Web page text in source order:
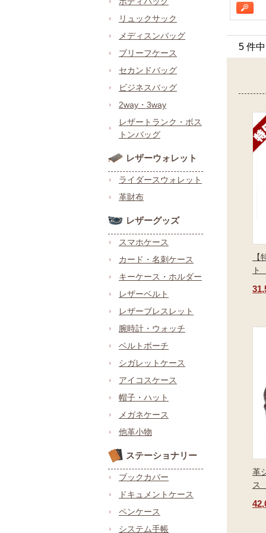
リュックサック
メディスンバッグ
ブリーフケース
セカンドバッグ
ビジネスバッグ
2way・3way
レザートランク・ボス
トンバッグ
レザーウォレット
ライダースウォレット
革財布
レザーグッズ
スマホケース
カード・名刺ケース
キーケース・ホルダー
レザーベルト
レザーブレスレット
腕時計・ウォッチ
ベルトポーチ
シガレットケース
アイコスケース
帽子・ハット
メガネケース
他革小物
ステーショナリー
ブックカバー
ドキュメントケース
ペンケース
システム手帳
5 件
ト
革
ス